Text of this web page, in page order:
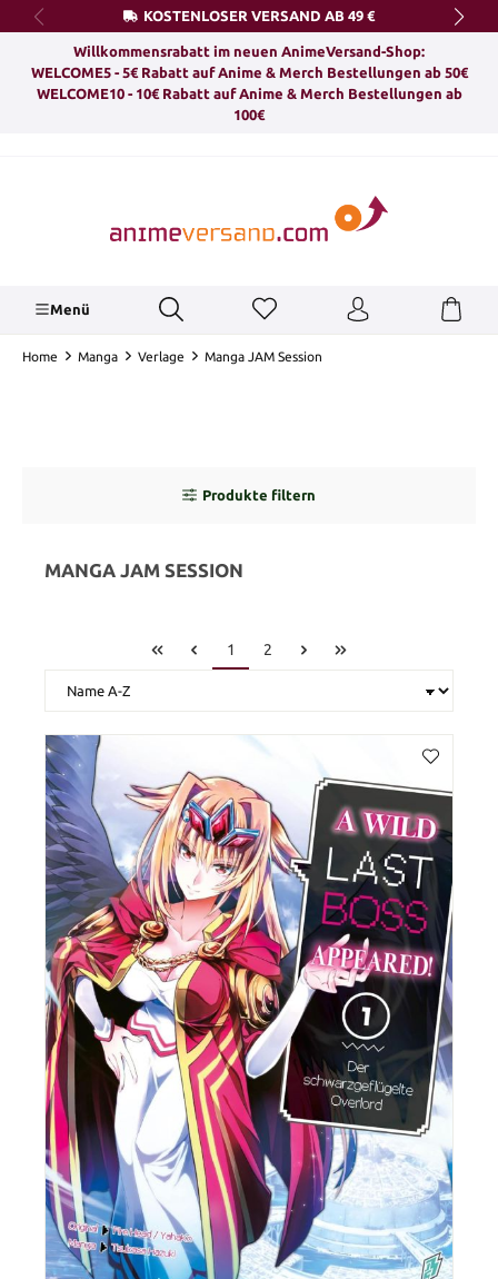
springen KOSTENLOSER VERSAND AB 49 €
Willkommensrabatt im neuen AnimeVersand-Shop:
WELCOME5 - 5€ Rabatt auf Anime & Merch Bestellungen ab 50€
WELCOME10 - 10€ Rabatt auf Anime & Merch Bestellungen ab
100€
Menü
Home Manga Verlage Manga JAM Session
Produkte filtern
MANGA JAM SESSION
1 2